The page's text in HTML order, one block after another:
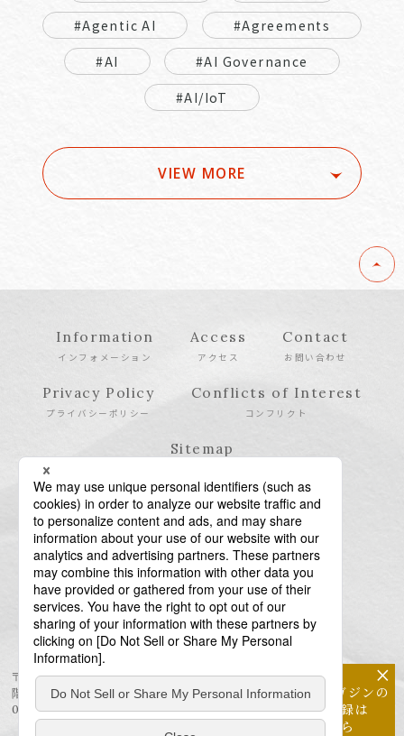
#Agentic AI
#Agreements
#AI
#AI Governance
#AI/IoT
VIEW MORE
Information
インフォメーション
Access
アクセス
Contact
お問い合わせ
Privacy Policy
プライバシーポリシー
Conflicts of Interest
コンフリクト
Sitemap
〒106-6123 東京都港区六本木6-10-1 六本木ヒルズ森タワー23
階
03-6438-5511（代表） / 03-6438-5611（特許・商標）
×
メールマガジンの
配信登録は
こちら